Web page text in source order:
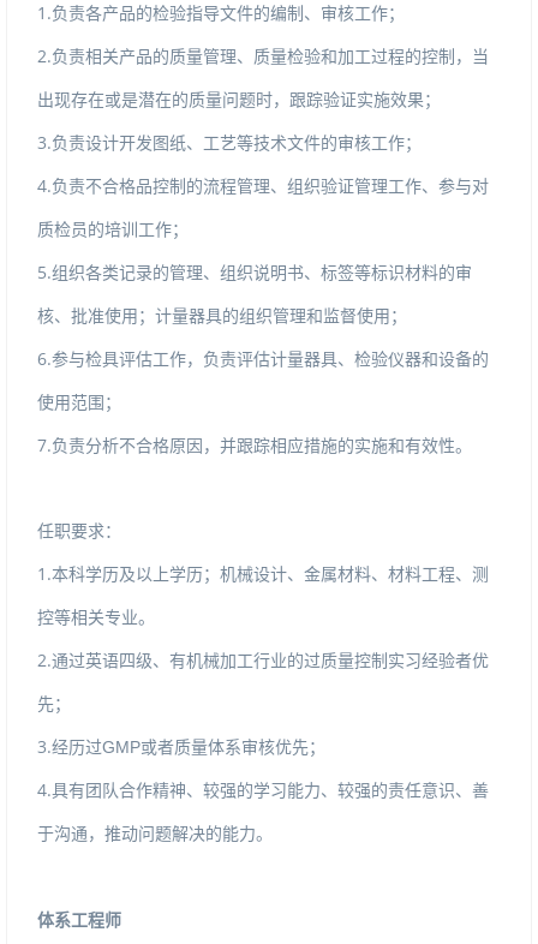
1.负责各产品的检验指导文件的编制、审核工作；
2.负责相关产品的质量管理、质量检验和加工过程的控制，当
出现存在或是潜在的质量问题时，跟踪验证实施效果；
3.负责设计开发图纸、工艺等技术文件的审核工作；
4.负责不合格品控制的流程管理、组织验证管理工作、参与对
质检员的培训工作；
5.组织各类记录的管理、组织说明书、标签等标识材料的审
核、批准使用；计量器具的组织管理和监督使用；
6.参与检具评估工作，负责评估计量器具、检验仪器和设备的
使用范围；
7.负责分析不合格原因，并跟踪相应措施的实施和有效性。
任职要求：
1.本科学历及以上学历；机械设计、金属材料、材料工程、测
控等相关专业。
2.通过英语四级、有机械加工行业的过质量控制实习经验者优
先；
3.经历过GMP或者质量体系审核优先；
4.具有团队合作精神、较强的学习能力、较强的责任意识、善
于沟通，推动问题解决的能力。
体系工程师